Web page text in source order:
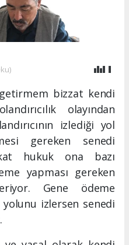
bizzat kendi
olayından
izlediği yol
gereken senedi
hukuk ona bazı
yapması gereken
Gene ödeme
yolunu izlersen senedi